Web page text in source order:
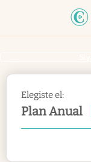
Elegiste el:
Plan Anual